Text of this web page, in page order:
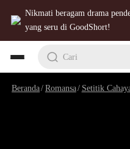
Nikmati beragam drama
yang seru di GoodShort!
Cari
Beranda/Romansa/ Setitik